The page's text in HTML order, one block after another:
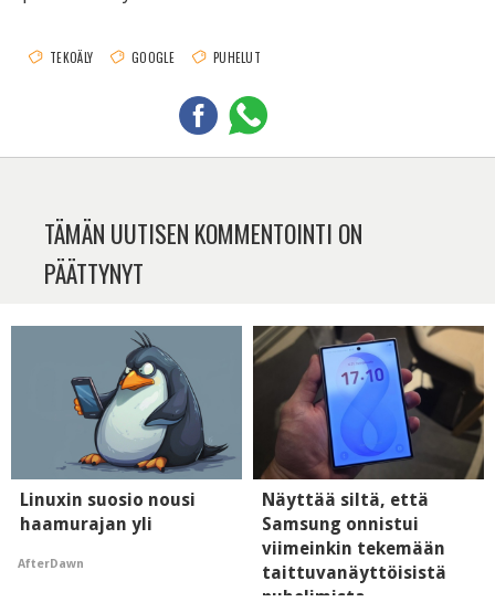
TEKOÄLY GOOGLE PUHELUT
TÄMÄN UUTISEN KOMMENTOINTI ON
PÄÄTTYNYT
Linuxin suosio nousi
haamurajan yli
AfterDawn
Näyttää siltä, että
Samsung onnistui
viimeinkin tekemään
taittuvanäyttöisistä
puhelimista